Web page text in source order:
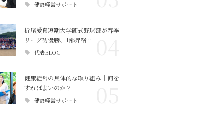
健康経営サポート
折尾愛真短期大学硬式野球部が春季
リーグ初優勝、1部昇格…
代表BLOG
健康経営の具体的な取り組み｜何を
すればよいのか？
健康経営サポート